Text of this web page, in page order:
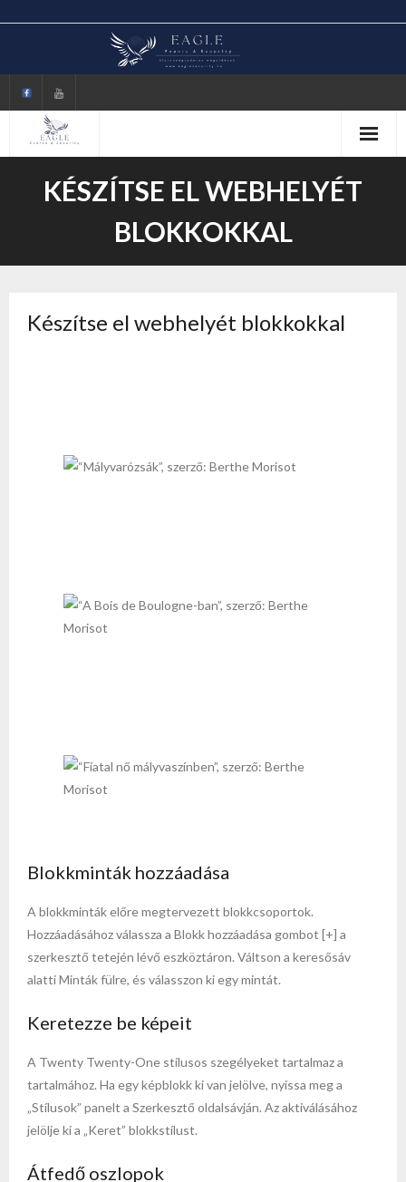
content
KÉSZÍTSE EL WEBHELYÉT
BLOKKOKKAL
Készítse el webhelyét blokkokkal
Blokkminták hozzáadása
A blokkminták előre megtervezett blokkcsoportok.
Hozzáadásához válassza a Blokk hozzáadása gombot [+] a
szerkesztő tetején lévő eszköztáron. Váltson a keresősáv
alatti Minták fülre, és válasszon ki egy mintát.
Keretezze be képeit
A Twenty Twenty-One stílusos szegélyeket tartalmaz a
tartalmához. Ha egy képblokk ki van jelölve, nyissa meg a
„Stílusok” panelt a Szerkesztő oldalsávján. Az aktiválásához
jelölje ki a „Keret” blokkstílust.
Átfedő oszlopok